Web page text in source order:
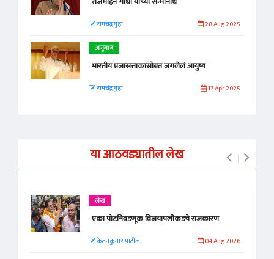
रामचंद्र गुहा 28 Aug 2025
अनुवाद
भारतीय प्रजासत्ताकासोबत जगलेलं आयुष्य
रामचंद्र गुहा 17 Apr 2025
या आठवड्यातील लेख
लेख
एका पोटनिवडणूक विजयापलीकडचे राजकारण
केतनकुमार पाटील 04 Aug 2026